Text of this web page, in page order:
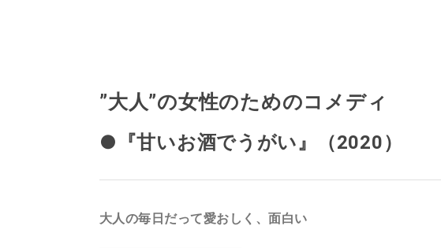
”大人”の女性のためのコメディ
●『甘いお酒でうがい』（2020）
大人の毎日だって愛おしく、面白い